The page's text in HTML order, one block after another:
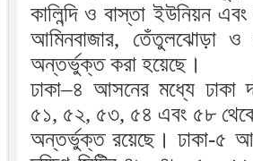
কালিন্দি ও বাস্তা ইউনিয়ন
আমিনবাজার, তেঁতুলঝোড়া ও
অন্তর্ভুক্ত করা হয়েছে।
ঢাকা–৪ আসনের মধ্যে ঢাকা
৫১, ৫২, ৫৩, ৫৪ এবং ৫৮
অন্তর্ভুক্ত রয়েছে। ঢাকা-৫